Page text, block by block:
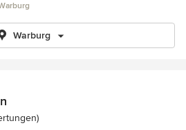
Warburg
5 von 5 Sternen